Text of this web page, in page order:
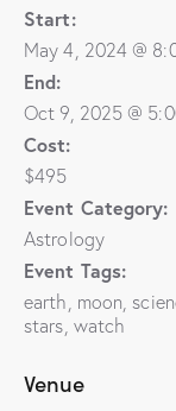
Start:
May 4, 2024 @
End:
Oct 9, 2025 @
Cost:
$495
Event Category:
Astrology
Event Tags:
earth, moon,
stars, watch
Venue